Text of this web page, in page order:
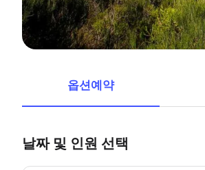
옵션예약
날짜 및 인원 선택